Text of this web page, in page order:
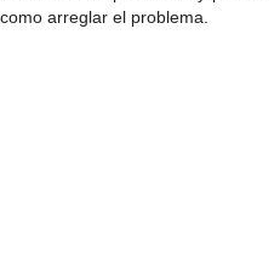
arreglar el problema.